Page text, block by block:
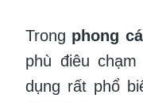
Trong phong
phù điêu
dụng rất phổ